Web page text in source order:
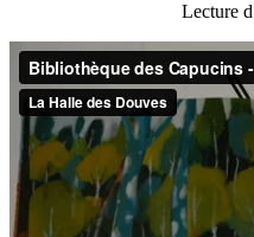
Lecture